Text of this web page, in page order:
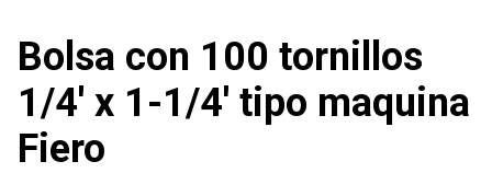
Bolsa con 100 tornillos
1/4′ x 1-1/4′ tipo maquina
Fiero